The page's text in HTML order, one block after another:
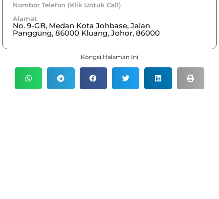
Nombor Telefon (Klik Untuk Call)
Alamat
No. 9-GB, Medan Kota Johbase, Jalan
Panggung, 86000 Kluang, Johor, 86000
Kongsi Halaman Ini